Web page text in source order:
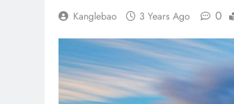
Kanglebao 3 Years Ago 0